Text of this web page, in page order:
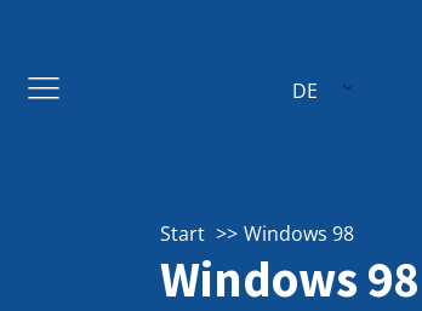
DE
Start Windows 98
Windows